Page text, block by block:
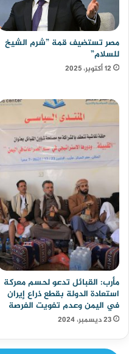
مصر تستضيف قمة ”شرم الشيخ
للسلام”
12 أكتوبر، 2025
مأرب: القبائل تدعو لحسم معركة
استعادة الدولة بقطع ذراع إيران
في اليمن وعدم تفويت الفرصة
23 ديسمبر، 2024